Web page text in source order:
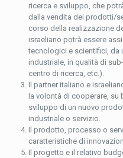
ricerca e sviluppo, che
dalla vendita dei prodotti/
corso della realizzazione
israeliano potrà essere
tecnologici e scientifici, da
industriale, in qualità di
centro di ricerca, etc.).
Il partner italiano e
la volontà di cooperare, su
sviluppo di un nuovo
industriale o servizio.
Il prodotto, processo o
caratteristiche di
Il progetto e il relativo